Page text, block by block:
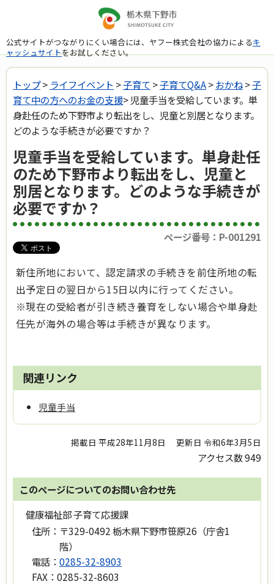
公式サイトがつながりにくい場合には、ヤフー株式会社の協力によるキ
ャッシュサイトをお試しください。
トップ> ライフイベント >子育て >子育てQ&A>おかね>子
育て中の方へのお金の支援> 児童手当を受給しています。単
身赴任のため下野市より転出をし、児童と別居となります。
どのような手続きが必要ですか？
児童手当を受給しています。単身赴任
のため下野市より転出をし、児童と
別居となります。どのような手続きが
必要ですか？
ページ番号：P-001291
新住所地において、認定請求の手続きを前住所地の転
出予定日の翌日から15日以内に行ってください。
※現在の受給者が引き続き養育をしない場合や単身赴
任先が海外の場合等は手続きが異なります。
関連リンク
児童手当
掲載日 平成28年11月8日 更新日 令和6年3月5日
アクセス数949
このページについてのお問い合わせ先
健康福祉部 子育て応援課
住所： 〒329-0492 栃木県下野市笹原26（庁舎1
階）
電話： 0285-32-8903
FAX： 0285-32-8603